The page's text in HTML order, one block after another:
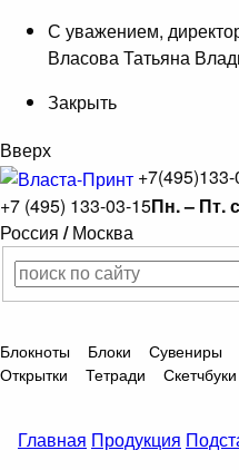
С уважением,
Власова Татьяна
Закрыть
Вверх
+7 (495) 133-03-15Пн. – Пт.
Россия / Москва
Блокноты Блоки Сувениры
Открытки
Тетради Скетчбуки
Главная Продукция